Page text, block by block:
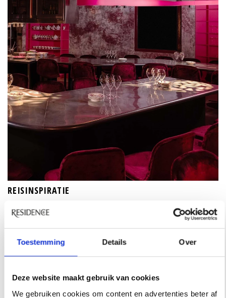
Toestemming Details Over
Deze website maakt gebruik van cookies
We gebruiken cookies om content en advertenties beter af
REISINSPIRATIE
48 UUR IN SINGAPORE? DIT ZIJN DE
FAVORIETEN VAN ARCHITECT SABRINA
BIGNAMI
De stad waar architect Sabrina Bignami verliefd op
haar lijst, net als de plekken die ze zelf telkens weer